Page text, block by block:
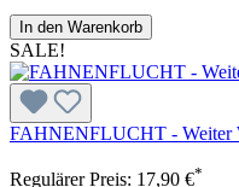
In den Warenkorb
SALE!
FAHNENFLUCHT - Weiter
Regulärer Preis: 17,90 €*